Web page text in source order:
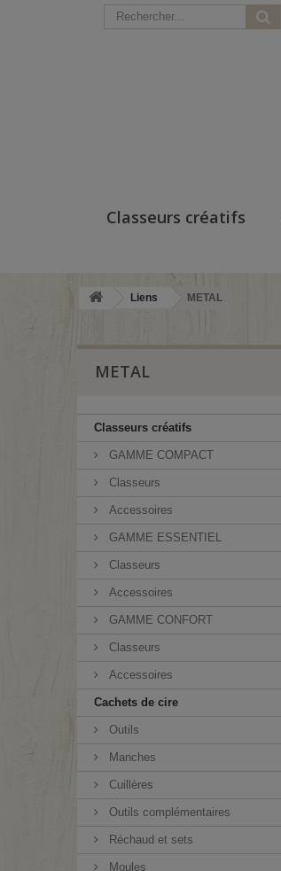
Classeurs créatifs
Liens METAL
METAL
Classeurs créatifs
GAMME COMPACT
Classeurs
Accessoires
GAMME ESSENTIEL
Classeurs
Accessoires
GAMME CONFORT
Classeurs
Accessoires
Cachets de cire
Outils
Manches
Cuillères
Outils complémentaires
Réchaud et sets
Moules